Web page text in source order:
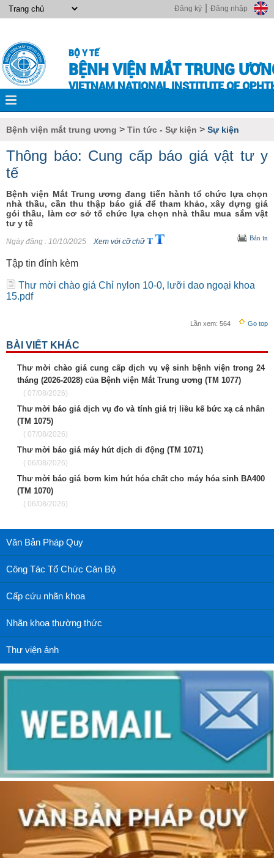
Đăng nhập
Đăng ký
BỘ Y TẾ
BỆNH VIỆN MẮT TRUNG
VIETNAM NATIONAL INSTITUTE OF
Bệnh viện mắt trung ương > Tin tức - Sự kiện > Sự kiện
Thông báo: Cung cấp báo giá vật tư y
tế
Bệnh viện Mắt Trung ương đang tiến hành tổ chức lựa chọn
nhà thầu, cần thu thập báo giá để tham khảo, xây dựng giá
gói thầu, làm cơ sở tổ chức lựa chọn nhà thầu mua sắm vật
tư y tế
Ngày đăng : 10/10/2025 Xem với cỡ chữ Bản in
Tập tin đính kèm
Thư mời chào giá Chỉ nylon 10-0, lưỡi dao ngoại khoa
15.pdf
Lần xem: 564 Go top
BÀI VIẾT KHÁC
Thư mời chào giá cung cấp dịch vụ vệ sinh bệnh viện trong 24
tháng (2026-2028) của Bệnh viện Mắt Trung ương (TM 1077)
( 07/08/2026)
Thư mời báo giá dịch vụ đo và tính giá trị liều kế bức xạ cá nhân
(TM 1075)
( 07/08/2026)
Thư mời báo giá máy hút dịch di động (TM 1071)
( 06/08/2026)
Thư mời báo giá bơm kim hút hóa chất cho máy hóa sinh BA400
(TM 1070)
( 06/08/2026)
Văn Bản Pháp Quy
Công Tác Tổ Chức Cán Bộ
Cấp cứu nhãn khoa
Nhãn khoa thường thức
Thư viện ảnh